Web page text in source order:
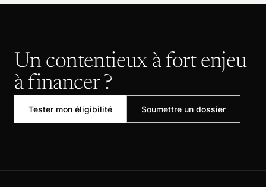
Un contentieux à fort enjeu
à financer ?
Tester mon éligibilité Soumettre un dossier